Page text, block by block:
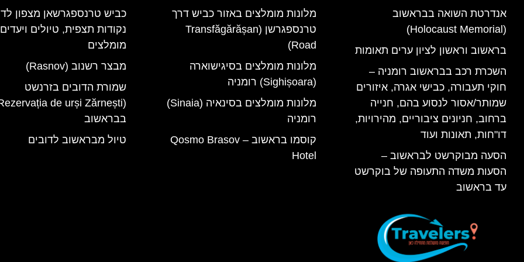
אנדרטת השואה בבראשוב
(Holocaust Memorial)
בראשוב וראשון לציון ערים תאומות
השכרת רכב בבראשוב רומניה –
חוקי תעבורה, כבישי אגרה, איזורים
שמותר/אסור לנסוע בהם, חנייה
ברחוב, חניונים ציבוריים, מהירויות,
דו"חות, תאונות ועוד
הסעה מבוקרשט לבראשוב –
הסעות משדה התעופה של בוקרשט
עד בראשוב
מלונות מומלצים באזור כביש דרך
טרנספגרשן (Transfăgărășan
Road)
מלונות מומלצים בסיגישוארה
(Sighișoara) רומניה
מלונות מומלצים בסינאיה (Sinaia)
רומניה
קוסמו בראשוב – Qosmo Brasov
Hotel
כביש טרנספגרשאן מצפון
נקודות תצפית, טיולים ויעדים
מומלצים
מבצר רשנוב (Rasnov)
שמורת הדובים בזרנשט
בבראשוב
טיול מבראשוב לדובים